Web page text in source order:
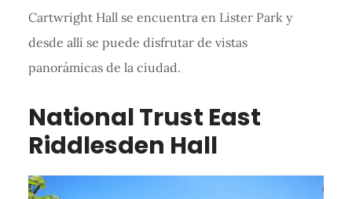
Cartwright Hall se encuentra en Lister Park y
desde allí se puede disfrutar de vistas
panorámicas de la ciudad.
National Trust East
Riddlesden Hall